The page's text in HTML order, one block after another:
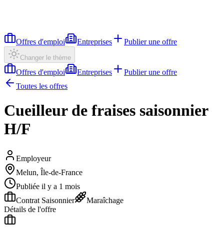
Offres d'emploi Entreprises Publier une offre
Changer le thème
Offres d'emploi Entreprises
Publier une offre
Toutes les offres
Cueilleur de fraises saisonnier
H/F
Employeur
Melun, Île-de-France
Publiée il y a 1 mois
Contrat Saisonnier
Maraîchage
Détails de l'offre